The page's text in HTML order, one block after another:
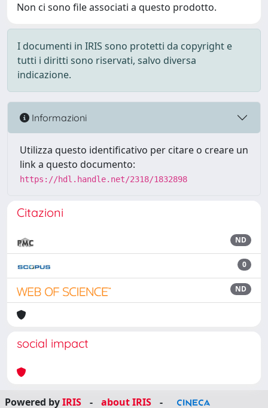
Non ci sono file associati a questo prodotto.
I documenti in IRIS sono protetti da copyright e
tutti i diritti sono riservati, salvo diversa
indicazione.
Informazioni
Utilizza questo identificativo per citare o creare un
link a questo documento:
https://hdl.handle.net/2318/1832898
Citazioni
ND
0
ND
social impact
Powered byIRIS - about IRIS -